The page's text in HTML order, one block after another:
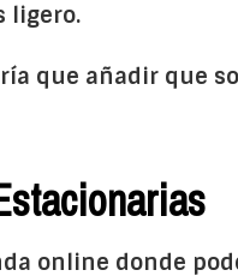
ligero.
que añadir que
online donde